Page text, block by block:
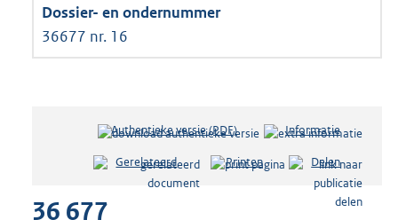
36677 nr. 16
Authentieke versie (PDF)b
s
Informatie
Gerelateerd Printen Delen
36 677